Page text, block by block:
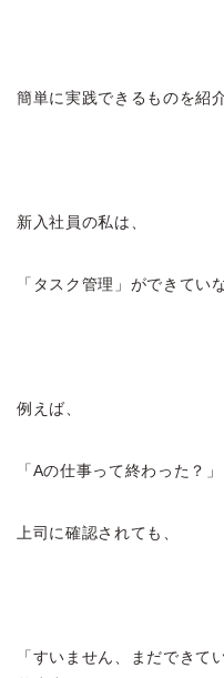
簡単に実践できるものを紹
新入社員の私は、
「タスク管理」ができてい
例えば、
「Aの仕事って終わった？」
上司に確認されても、
「すいません、まだできて